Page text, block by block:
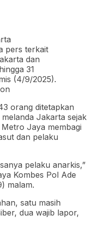
pers terkait
dan
31
(4/9/2025).
orang ditetapkan
Jakarta sejak
Jaya membagi
dan pelaku
pelaku anarkis,”
Kombes Pol Ade
malam.
satu masih
dua wajib lapor,